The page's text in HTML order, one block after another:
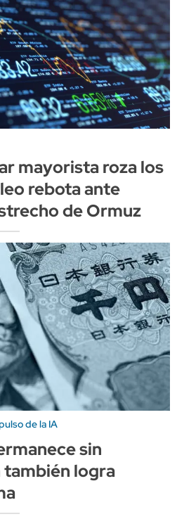
mayorista roza los
rebota ante
de Ormuz
de la IA
sin
también logra